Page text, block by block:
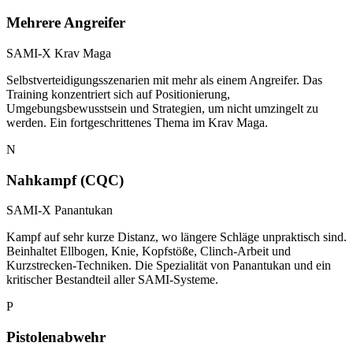
Mehrere Angreifer
SAMI-X Krav Maga
Selbstverteidigungsszenarien mit mehr als einem Angreifer. Das
Training konzentriert sich auf Positionierung,
Umgebungsbewusstsein und Strategien, um nicht umzingelt zu
werden. Ein fortgeschrittenes Thema im Krav Maga.
N
Nahkampf (CQC)
SAMI-X Panantukan
Kampf auf sehr kurze Distanz, wo längere Schläge unpraktisch sind.
Beinhaltet Ellbogen, Knie, Kopfstöße, Clinch-Arbeit und
Kurzstrecken-Techniken. Die Spezialität von Panantukan und ein
kritischer Bestandteil aller SAMI-Systeme.
P
Pistolenabwehr